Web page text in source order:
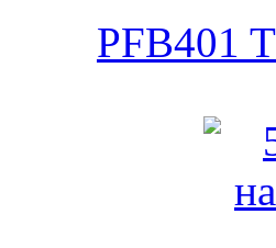
PFB401